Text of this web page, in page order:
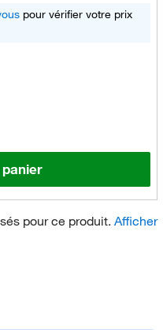
pour vérifier votre prix
pour ce produit. Afficher